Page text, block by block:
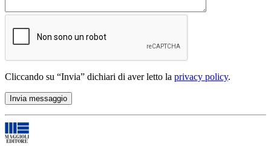
Cliccando su “Invia” dichiari di aver letto la privacy policy.